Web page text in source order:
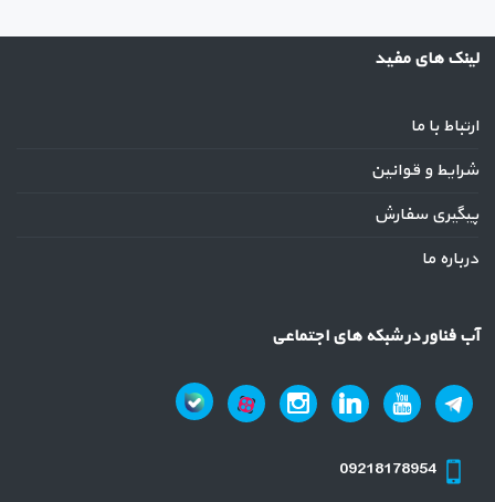
لینک های مفید
ارتباط با ما
شرایط و قوانین
پیگیری سفارش
درباره ما
آب فناور در شبکه های اجتماعی
09218178954